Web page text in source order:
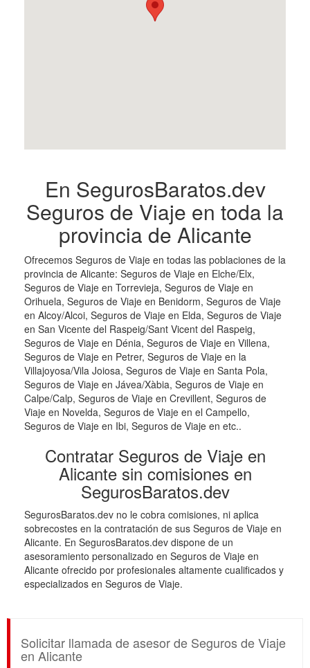
En SegurosBaratos.dev
Seguros de Viaje en toda la
provincia de Alicante
Ofrecemos Seguros de Viaje en todas las poblaciones de la
provincia de Alicante: Seguros de Viaje en Elche/Elx,
Seguros de Viaje en Torrevieja, Seguros de Viaje en
Orihuela, Seguros de Viaje en Benidorm, Seguros de Viaje
en Alcoy/Alcoi, Seguros de Viaje en Elda, Seguros de Viaje
en San Vicente del Raspeig/Sant Vicent del Raspeig,
Seguros de Viaje en Dénia, Seguros de Viaje en Villena,
Seguros de Viaje en Petrer, Seguros de Viaje en la
Villajoyosa/Vila Joiosa, Seguros de Viaje en Santa Pola,
Seguros de Viaje en Jávea/Xàbia, Seguros de Viaje en
Calpe/Calp, Seguros de Viaje en Crevillent, Seguros de
Viaje en Novelda, Seguros de Viaje en el Campello,
Seguros de Viaje en Ibi, Seguros de Viaje en etc..
Contratar Seguros de Viaje en
Alicante sin comisiones en
SegurosBaratos.dev
SegurosBaratos.dev no le cobra comisiones, ni aplica
sobrecostes en la contratación de sus Seguros de Viaje en
Alicante. En SegurosBaratos.dev dispone de un
asesoramiento personalizado en Seguros de Viaje en
Alicante ofrecido por profesionales altamente cualificados y
especializados en Seguros de Viaje.
Solicitar llamada de asesor de Seguros de Viaje
en Alicante